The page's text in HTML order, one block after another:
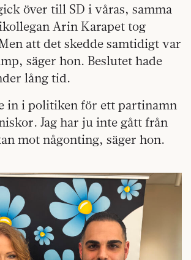
över till SD i våras, samma
Arin Karapet tog
att det skedde samtidigt var
säger hon. Beslutet hade
lång tid.
in i politiken för ett partinamn
Jag har ju inte gått från
mot någonting, säger hon.